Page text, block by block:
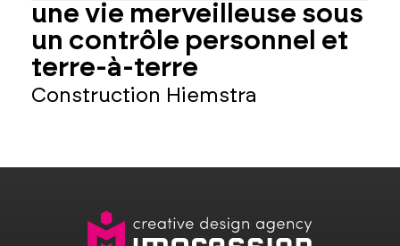
une vie merveilleuse sous
un contrôle personnel et
terre-à-terre
Construction Hiemstra